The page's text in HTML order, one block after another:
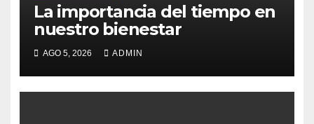
La importancia del tiempo en
nuestro bienestar
AGO 5, 2026 ADMIN